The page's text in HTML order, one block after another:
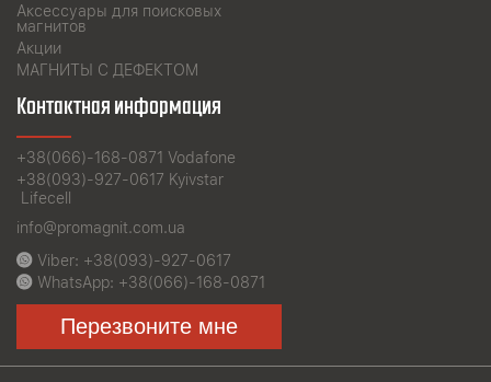
Аксессуары для поисковых
магнитов
Акции
МАГНИТЫ С ДЕФЕКТОМ
Контактная информация
+38(066)-168-0871 Vodafone
+38(093)-927-0617 Kyivstar
Lifecell
info@promagnit.com.ua
Viber: +38(093)-927-0617
WhatsApp: +38(066)-168-0871
Перезвоните мне